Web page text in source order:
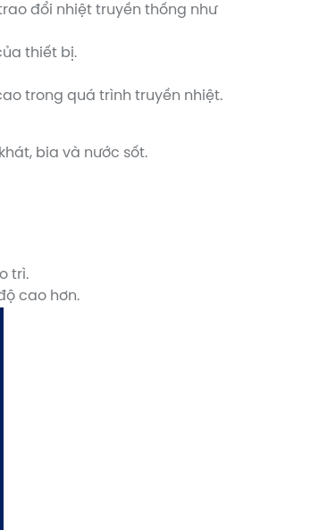
đổi nhiệt truyền thống như
thiết bị.
trong quá trình truyền nhiệt.
bia và nước sốt.
trì.
cao hơn.